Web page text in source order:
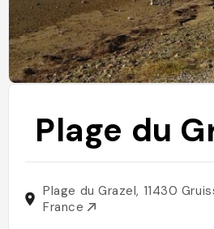
Plage du
Plage du Grazel, 11430
France